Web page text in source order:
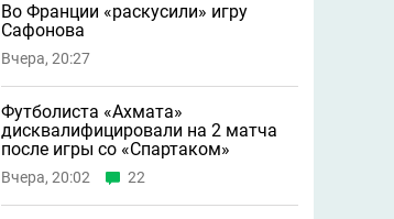
Во Франции «раскусили» игру
Сафонова
Вчера, 20:27
Футболиста «Ахмата»
дисквалифицировали на 2 матча
после игры со «Спартаком»
Вчера, 20:02 22